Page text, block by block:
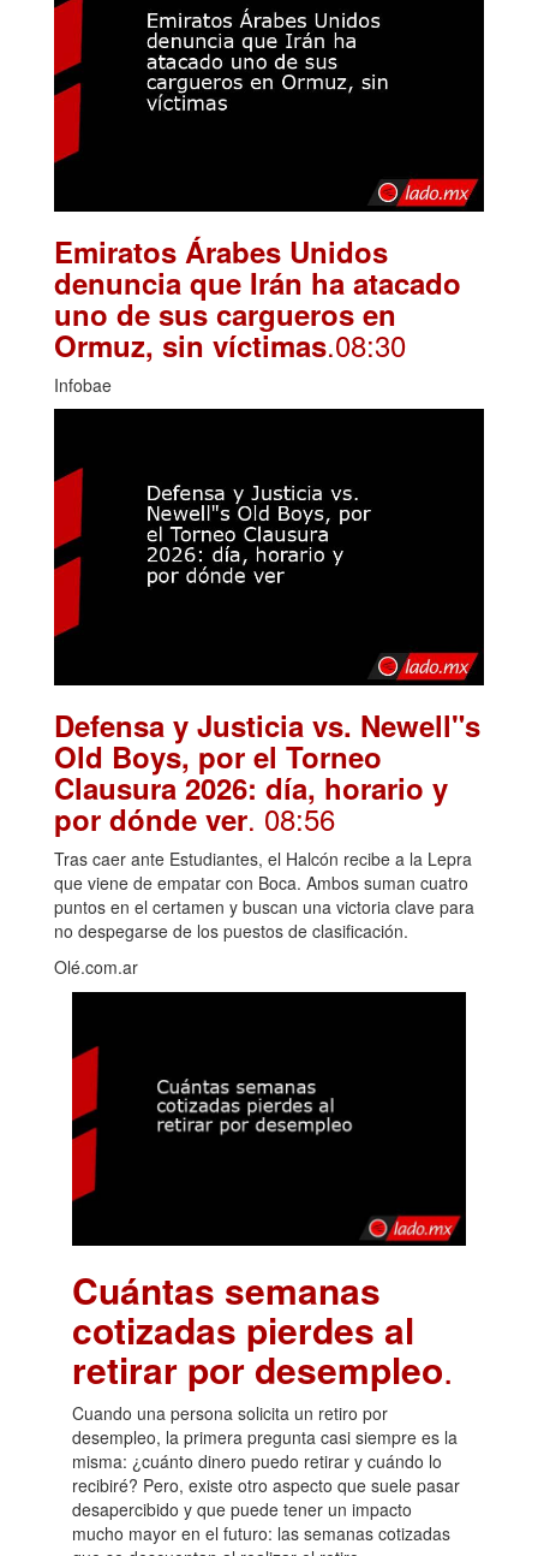
Emiratos Árabes Unidos
denuncia que Irán ha atacado
uno de sus cargueros en
Ormuz, sin víctimas.08:30
Infobae
Defensa y Justicia vs. Newell"s
Old Boys, por el Torneo
Clausura 2026: día, horario y
por dónde ver. 08:56
Tras caer ante Estudiantes, el Halcón recibe a la Lepra
que viene de empatar con Boca. Ambos suman cuatro
puntos en el certamen y buscan una victoria clave para
no despegarse de los puestos de clasificación.
Olé.com.ar
Cuántas semanas
cotizadas pierdes al
retirar por desempleo.
Cuando una persona solicita un retiro por
desempleo, la primera pregunta casi siempre es la
misma: ¿cuánto dinero puedo retirar y cuándo lo
recibiré? Pero, existe otro aspecto que suele pasar
desapercibido y que puede tener un impacto
mucho mayor en el futuro: las semanas cotizadas